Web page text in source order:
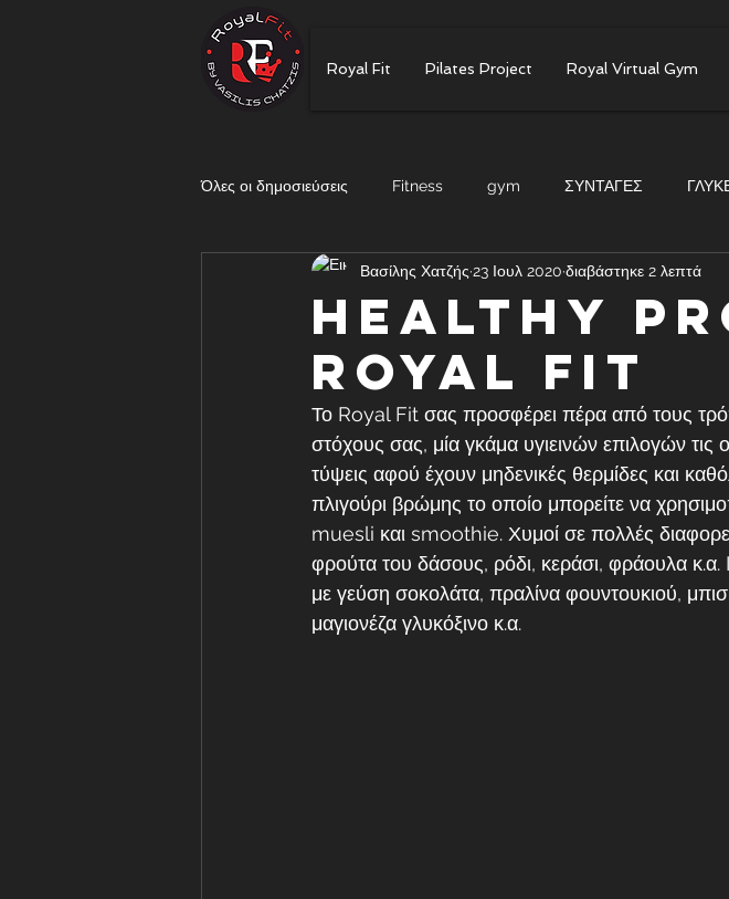
Royal Fit Pilates Project Royal Virtual Gym
Όλες οι δημοσιεύσεις Fitness gym ΣΥΝΤΑΓΕΣ
HIGH PROTEIN
HEALTHY
ROYAL FIT
Βασίλης Χατζής 23 Ιουλ 2020 διαβάστηκε 2 λεπτά
Το Royal Fit σας προσφέρει πέρα από τους
στόχους σας, μία γκάμα υγιεινών επιλογών τις
τύψεις αφού έχουν μηδενικές θερμίδες και
πλιγούρι βρώμης το οποίο μπορείτε να
muesli και smoothie. Χυμοί σε πολλές
φρούτα του δάσους, ρόδι, κεράσι, φράουλα κ.α.
με γεύση σοκολάτα, πραλίνα φουντουκιού,
μαγιονέζα γλυκόξινο κ.α.